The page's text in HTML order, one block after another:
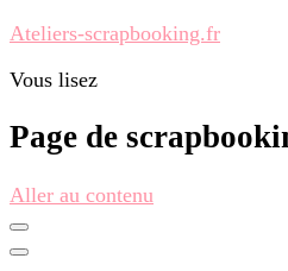
Ateliers-scrapbooking.fr
Vous lisez
Page de
Aller au contenu